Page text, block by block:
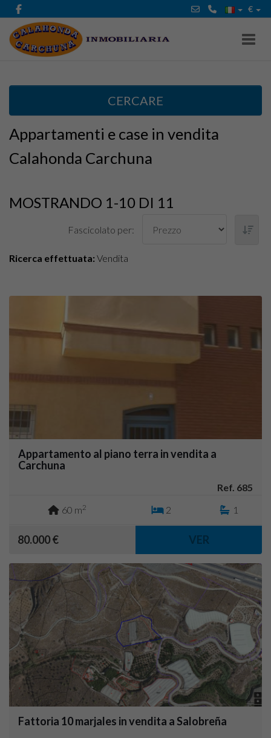
€
CERCARE
Appartamenti e case in vendita
Calahonda Carchuna
MOSTRANDO 1-10 DI 11
Fascicolato per:
Ricerca effettuata: Vendita
Appartamento al piano terra in vendita a
Carchuna
Ref. 685
60 m2 2 1
80.000 € VER
Fattoria 10 marjales in vendita a Salobreña